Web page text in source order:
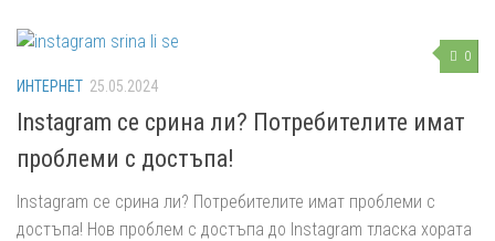
0
ИНТЕРНЕТ 25.05.2024
Instagram се срина ли? Потребителите имат
проблеми с достъпа!
Instagram се срина ли? Потребителите имат проблеми с
достъпа! Нов проблем с достъпа до Instagram тласка хората